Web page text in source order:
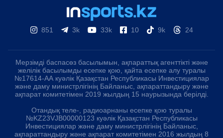
851 3k 33k 10 9k 24
Мерзімді баспасөз басылымын, ақпараттық агенттікті және
желілік басылымды есепке қою, қайта есепке алу туралы
№17614-АА куәлік Қазақстан Республикасы Инвестициялар
және даму министрлігінің Байланыс, ақпараттандыру және
ақпарат комитетімен 2019 жылдың 15 наурызында берілді.
Отандық теле-, радиоарнаны есепке қою туралы
№KZ23VJB00000123 куәлік Қазақстан Республикасы
Инвестициялар және даму министрлігінің Байланыс,
ақпараттандыру және ақпарат комитетімен 2016 жылдың 8